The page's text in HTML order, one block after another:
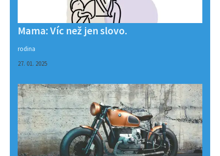
Mama: Víc než jen slovo.
rodina
27. 01. 2025